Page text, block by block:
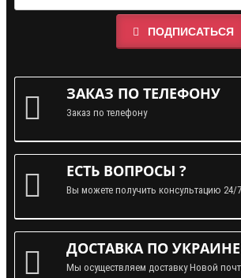
ПОДПИСАТЬСЯ
ЗАКАЗ ПО ТЕЛЕФОНУ
Заказ по телефону
ЕСТЬ ВОПРОСЫ ?
Вы можете получить консультацию 24/7
ДОСТАВКА ПО УКРАИНЕ
Мы осуществляем доставку Новой